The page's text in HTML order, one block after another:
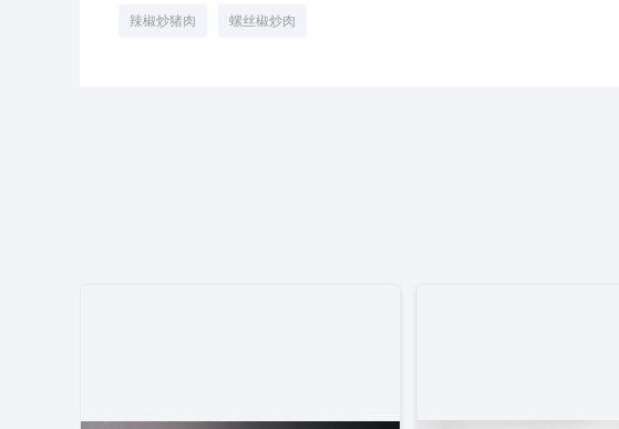
辣椒炒猪肉 螺丝椒炒肉